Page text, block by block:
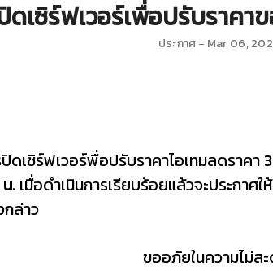
เซิร์ฟเวอร์เพื่อปรับราคา
ประกาศ Mar 06,
ดเซิร์ฟเวอร์พื่อปรับราคาไอเทมลดราคา
.เมื่อดำเนินการเรียบร้อยแล้วจะประก
กล่าว
ขออภัยในความไม่ส